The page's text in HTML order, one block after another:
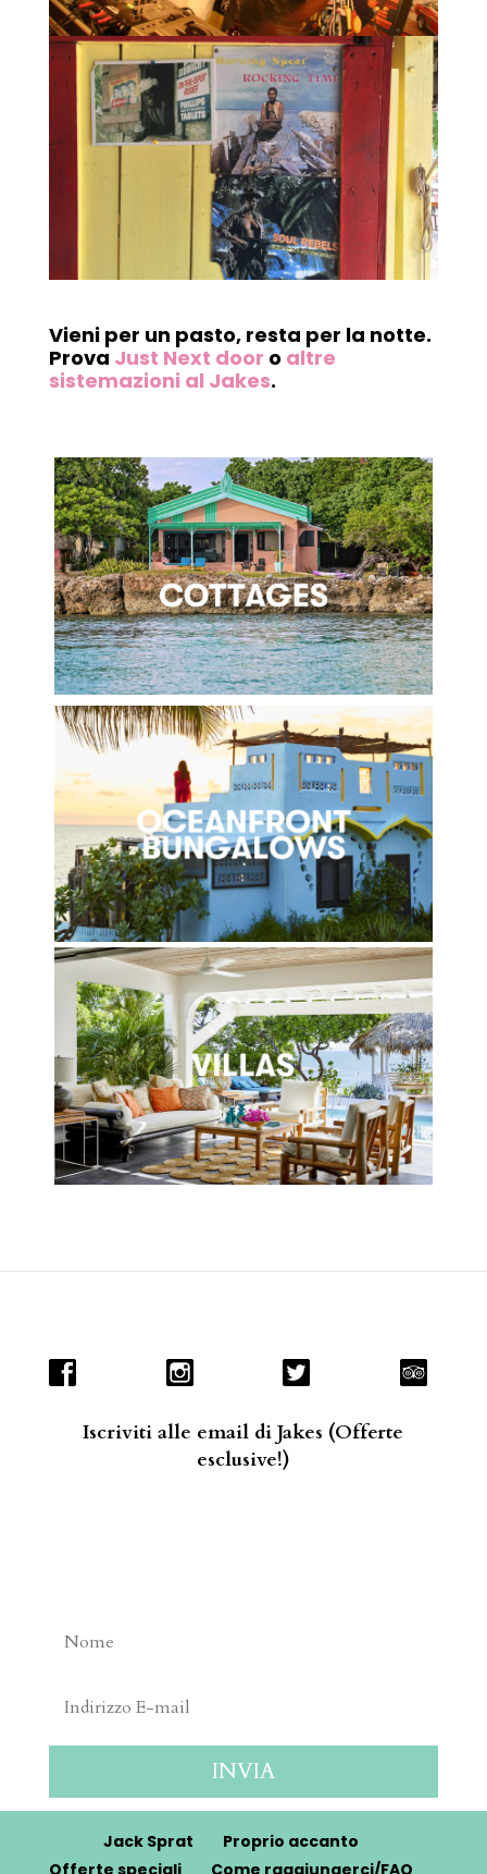
Vieni per un pasto, resta per la notte.
Prova Just Next door o altre
sistemazioni al Jakes.
Iscriviti alle email di Jakes (Offerte
esclusive!)
INVIA
Jack Sprat
Proprio accanto